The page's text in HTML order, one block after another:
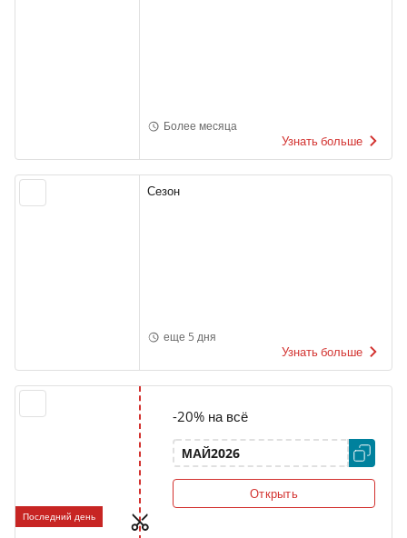
Более месяца
Узнать больше
Сезон
еще 5 дня
Узнать больше
Последний день
-20% на всё
МАЙ2026
Открыть